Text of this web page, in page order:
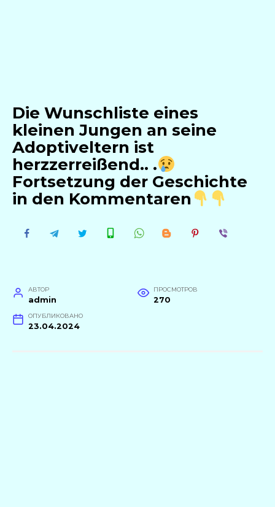
Die Wunschliste eines
kleinen Jungen an seine
Adoptiveltern ist
herzzerreißend.. .
Fortsetzung der Geschichte
in den Kommentaren
АВТОР
admin
ПРОСМОТРОВ
270
ОПУБЛИКОВАНО
23.04.2024